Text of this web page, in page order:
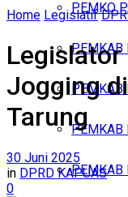
PEMKO
PEMKAB
PEMKAB
PEMKAB
PEMKAB
Home Legislatif
Jogging
Tarung
30 Juni 2025
in DPRD KAPUAS
0